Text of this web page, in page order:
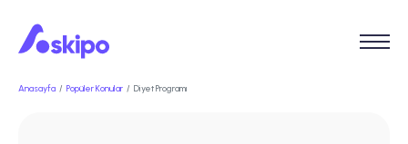
Anasayfa Popüler Konular Diyet Programı